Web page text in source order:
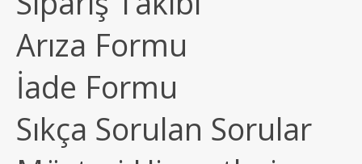
Arıza Formu
İade Formu
Sıkça Sorulan Sorular